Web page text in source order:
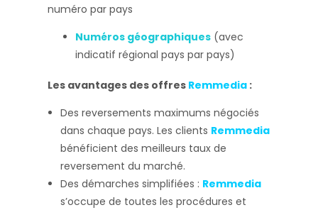
numéro par pays
Numéros géographiques (avec
indicatif régional pays par pays)
Les avantages des offres Remmedia :
Des reversements maximums négociés
dans chaque pays. Les clients Remmedia
bénéficient des meilleurs taux de
reversement du marché.
Des démarches simplifiées : Remmedia
s’occupe de toutes les procédures et